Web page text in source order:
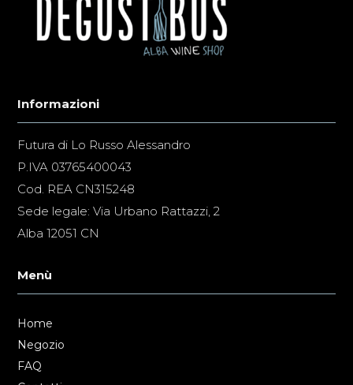
Informazioni
Futura di Lo Russo Alessandro
P.IVA 03765400043
Cod. REA CN315248
Sede legale: Via Urbano Rattazzi, 2
Alba 12051 CN
Menù
Home
Negozio
FAQ